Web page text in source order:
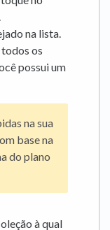
na lista.
os
possui um
na sua
base na
do plano
à qual